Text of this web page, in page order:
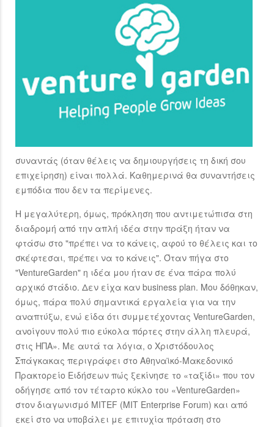
συναντάς (όταν θέλεις να δημιουργήσεις τη δική σου
επιχείρηση) είναι πολλά. Καθημερινά θα συναντήσεις
εμπόδια που δεν τα περίμενες.
Η μεγαλύτερη, όμως, πρόκληση που αντιμετώπισα στη
διαδρομή από την απλή ιδέα στην πράξη ήταν να
φτάσω στο "πρέπει να το κάνεις, αφού το θέλεις και το
σκέφτεσαι, πρέπει να το κάνεις". Όταν πήγα στο
"VentureGarden" η ιδέα μου ήταν σε ένα πάρα πολύ
αρχικό στάδιο. Δεν είχα καν business plan. Μου δόθηκαν,
όμως, πάρα πολύ σημαντικά εργαλεία για να την
αναπτύξω, ενώ είδα ότι συμμετέχοντας VentureGarden,
ανοίγουν πολύ πιο εύκολα πόρτες στην άλλη πλευρά,
στις ΗΠΑ». Με αυτά τα λόγια, ο Χριστόδουλος
Σπάγκακας περιγράφει στο Αθηναϊκό-Μακεδονικό
Πρακτορείο Ειδήσεων πώς ξεκίνησε το «ταξίδι» που τον
οδήγησε από τον τέταρτο κύκλο του «VentureGarden»
στον διαγωνισμό MITEF (MIT Enterprise Forum) και από
εκεί στο να υποβάλει με επιτυχία πρόταση στο